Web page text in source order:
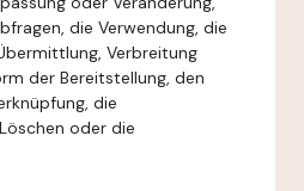
die Verwendung, die
Verbreitung
der Bereitstellung, den
die
oder die